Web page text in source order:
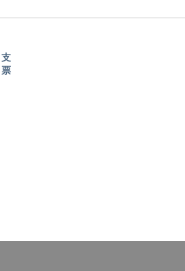
支
票